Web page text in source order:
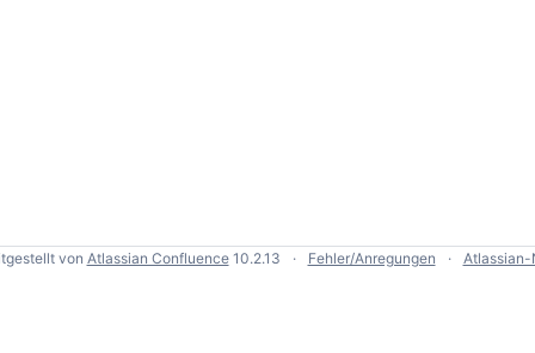
von Atlassian Confluence 10.2.13 Fehler/Anregungen Atlassian-